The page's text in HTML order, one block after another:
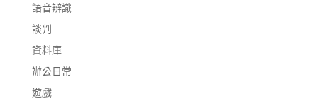
語音辨識
談判
資料庫
辦公日常
遊戲